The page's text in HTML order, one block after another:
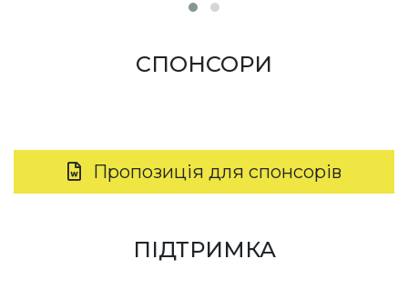
СПОНСОРИ
Пропозиція для спонсорів
ПІДТРИМКА